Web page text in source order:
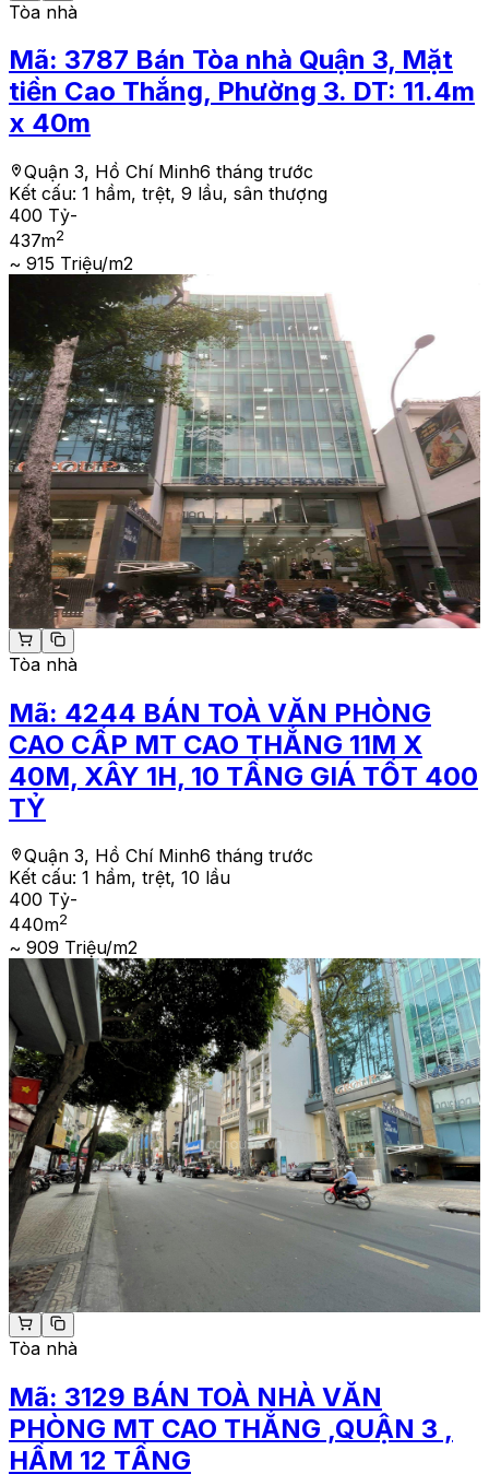
Tòa nhà
Mã: 3787 Bán Tòa nhà Quận 3, Mặt
tiền Cao Thắng, Phường 3. DT: 11.4m
x 40m
Quận 3, Hồ Chí Minh6 tháng trước
Kết cấu: 1 hầm, trệt, 9 lầu, sân thượng
400 Tỷ-
437m2
~ 915 Triệu/m2
Tòa nhà
Mã: 4244 BÁN TOÀ VĂN PHÒNG
CAO CẤP MT CAO THẮNG 11M X
40M, XÂY 1H, 10 TẦNG GIÁ TỐT 400
TỶ
Quận 3, Hồ Chí Minh6 tháng trước
Kết cấu: 1 hầm, trệt, 10 lầu
400 Tỷ-
440m2
~ 909 Triệu/m2
Tòa nhà
Mã: 3129 BÁN TOÀ NHÀ VĂN
PHÒNG MT CAO THẮNG ,QUẬN 3 ,
HẦM 12 TẦNG